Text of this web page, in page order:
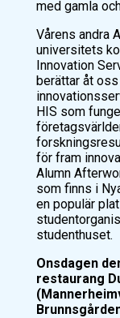
med gamla
Vårens andra
universitets
Innovation
berättar åt
HIS som
för fram
Alumn
som finns i
en populär
studenthuset.
Onsdagen
restaurang